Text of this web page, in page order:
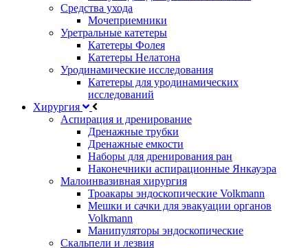
Средства ухода
Мочеприемники
Уретральные катетеры
Катетеры Фолея
Катетеры Нелатона
Уродинамические исследования
Катетеры для уродинамических
исследований
Хирургия
Аспирация и дренирование
Дренажные трубки
Дренажные емкости
Наборы для дренирования ран
Наконечники аспирационные Янкауэра
Малоинвазивная хирургия
Троакары эндоскопические Volkmann
Мешки и сачки для эвакуации органов
Volkmann
Манипуляторы эндоскопические
Скальпели и лезвия